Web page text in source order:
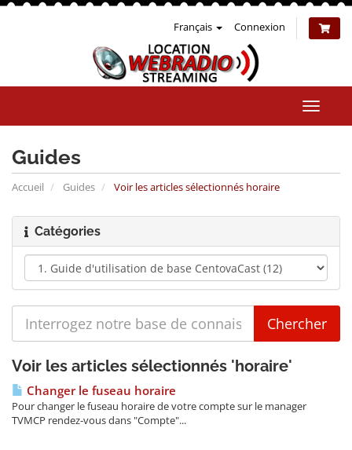
Français Connexion
la
Guides
Accueil Guides Voir les articles sélectionnés horaire
Catégories
Voir les articles sélectionnés 'horaire'
Changer le fuseau horaire
Pour changer le fuseau horaire de votre compte sur le manager
TVMCP rendez-vous dans "Compte"...